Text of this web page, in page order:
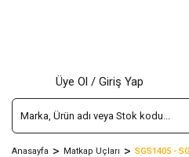
Üye Ol / Giriş Yap
Anasayfa Matkap Uçları SGS1405 -